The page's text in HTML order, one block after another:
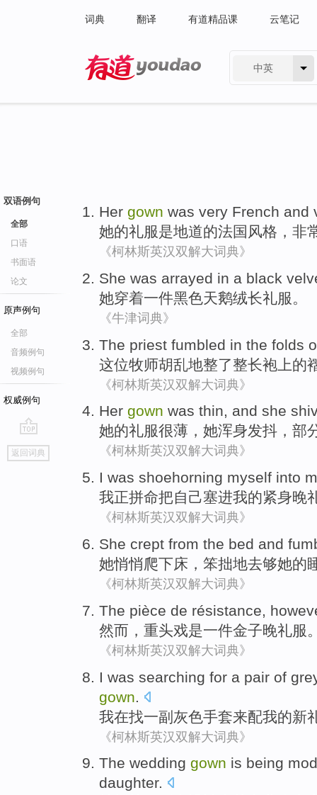
词典 翻译 有道精品课 云笔记
中英
双语例句
全部
口语
书面语
论文
原声例句
全部
音频例句
视频例句
权威例句
go
top
返回词典
Her gown was very French and
她的礼服是地道的法国风格 ， 非
《柯林斯英汉双解大词典》
She was arrayed in a black
她穿着一件黑色天鹅绒长礼服。
《牛津词典》
The priest fumbled in the folds
这位牧师胡乱地整了整长袍上的
《柯林斯英汉双解大词典》
Her gown was thin, and she
她的礼服很薄 ， 她浑身发抖 ， 部
《柯林斯英汉双解大词典》
I was shoehorning myself into
我正拼命把自己塞进我的紧身晚
《柯林斯英汉双解大词典》
She crept from the bed and
她悄悄爬下床， 笨拙地去够她的
《柯林斯英汉双解大词典》
The pièce de résistance,
然而 ，重头戏是一件金子晚礼服
《柯林斯英汉双解大词典》
I was searching for a pair of
gown
我在找一副 灰色手套来配我的新
《柯林斯英汉双解大词典》
The wedding gown is being
daughter.